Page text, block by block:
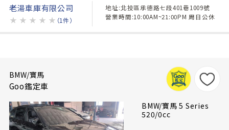
老湯車庫有限公司
★ ★ ★ ★ ★ （1件）
地址:北投區承德路七段401巷1009號
營業時間:10:00AM~21:00PM 周日公休
BMW/寶馬
Goo鑑定車
BMW/寶馬 5 Series
520/0cc